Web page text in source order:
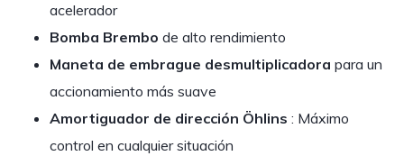
acelerador
Bomba Brembo de alto rendimiento
Maneta de embrague desmultiplicadora para un
accionamiento más suave
Amortiguador de dirección Öhlins : Máximo
control en cualquier situación